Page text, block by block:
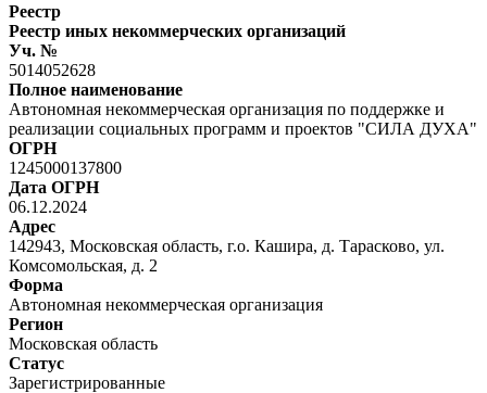
Реестр
Реестр иных некоммерческих организаций
Уч. №
5014052628
Полное наименование
Автономная некоммерческая организация по поддержке и
реализации социальных программ и проектов "СИЛА ДУХА"
ОГРН
1245000137800
Дата ОГРН
06.12.2024
Адрес
142943, Московская область, г.о. Кашира, д. Тарасково, ул.
Комсомольская, д. 2
Форма
Автономная некоммерческая организация
Регион
Московская область
Статус
Зарегистрированные